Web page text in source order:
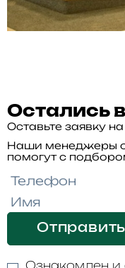
Остались
Оставьте заявку
Наши менеджеры
помогут с
Отправить
Ознакомлен и